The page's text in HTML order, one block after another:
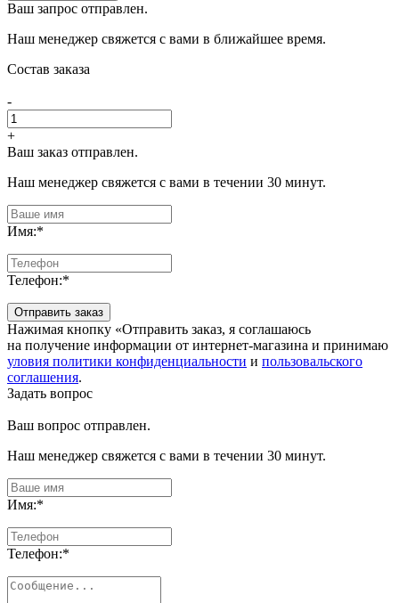
Ваш запрос отправлен.
Наш менеджер свяжется с вами в ближайшее время.
Состав заказа
-
+
Ваш заказ отправлен.
Наш менеджер свяжется с вами в течении 30 минут.
Имя:*
Телефон:*
Отправить заказ
Нажимая кнопку «Отправить заказ, я соглашаюсь
на получение информации от интернет-магазина и принимаю
уловия политики конфиденциальности и пользовальского
соглашения.
Задать вопрос
Ваш вопрос отправлен.
Наш менеджер свяжется с вами в течении 30 минут.
Имя:*
Телефон:*